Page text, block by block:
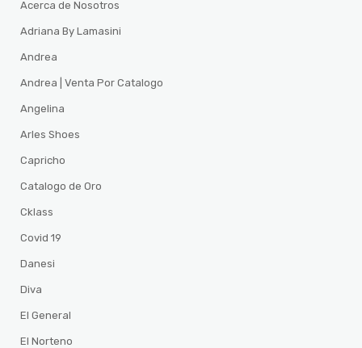
Acerca de Nosotros
Adriana By Lamasini
Andrea
Andrea | Venta Por Catalogo
Angelina
Arles Shoes
Capricho
Catalogo de Oro
Cklass
Covid 19
Danesi
Diva
El General
El Norteno